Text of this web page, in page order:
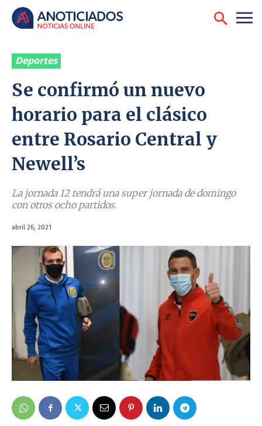
Deportes
Se confirmó un nuevo
horario para el clásico
entre Rosario Central y
Newell’s
La jornada 12 tendrá una super jornada de domingo
con otros ocho partidos.
abril 26, 2021